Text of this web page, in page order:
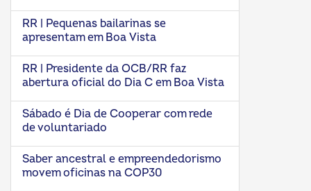
RR | Pequenas bailarinas se
apresentam em Boa Vista
RR | Presidente da OCB/RR faz
abertura oficial do Dia C em Boa Vista
Sábado é Dia de Cooperar com rede
de voluntariado
Saber ancestral e empreendedorismo
movem oficinas na COP30